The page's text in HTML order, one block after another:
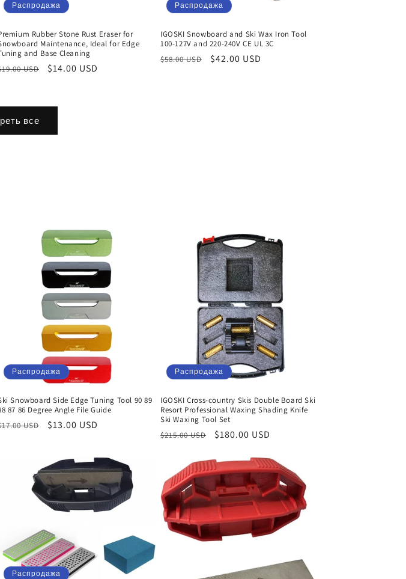
Распродажа
Rubber Stone Rust Eraser for
Maintenance, Ideal for Edge
and Base Cleaning
USD
Цена
$14.00 USD
Распродажа
IGOSKI Snowboard and Ski Wax Iron Tool
100-127V and 220-240V CE UL 3C
Обычная
$58.00 USD
Цена
$42.00 USD
все
Распродажа
Snowboard Side Edge Tuning Tool 90 89
87 86 Degree Angle File Guide
USD
Цена
$13.00 USD
Распродажа
IGOSKI Cross-country Skis Double Board Ski
Resort Professional Waxing Shading Knife
Ski Waxing Tool Set
Обычная
$215.00 USD
Цена
скидкой
$180.00 USD
Распродажа